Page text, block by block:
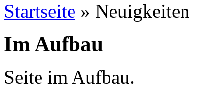
Startseite » Neuigkeiten
Im Aufbau
Seite im Aufbau.